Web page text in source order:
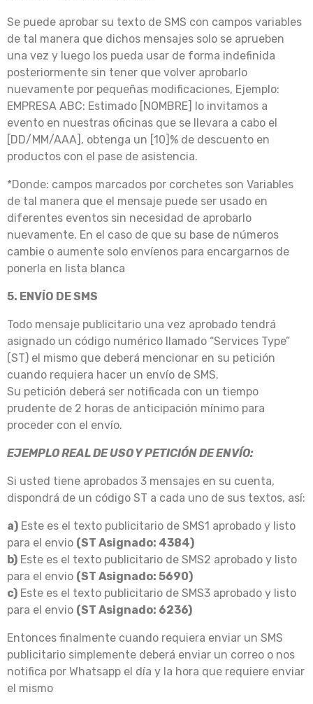
Se puede aprobar su texto de SMS con campos variables
de tal manera que dichos mensajes solo se aprueben
una vez y luego los pueda usar de forma indefinida
posteriormente sin tener que volver aprobarlo
nuevamente por pequeñas modificaciones, Ejemplo:
EMPRESA ABC: Estimado [NOMBRE] lo invitamos a
evento en nuestras oficinas que se llevara a cabo el
[DD/MM/AAA], obtenga un [10]% de descuento en
productos con el pase de asistencia.
*Donde: campos marcados por corchetes son Variables
de tal manera que el mensaje puede ser usado en
diferentes eventos sin necesidad de aprobarlo
nuevamente. En el caso de que su base de números
cambie o aumente solo envíenos para encargarnos de
ponerla en lista blanca
5. ENVÍO DE SMS
Todo mensaje publicitario una vez aprobado tendrá
asignado un código numérico llamado “Services Type”
(ST) el mismo que deberá mencionar en su petición
cuando requiera hacer un envío de SMS.
Su petición deberá ser notificada con un tiempo
prudente de 2 horas de anticipación mínimo para
proceder con el envío.
EJEMPLO REAL DE USO Y PETICIÓN DE ENVÍO:
Si usted tiene aprobados 3 mensajes en su cuenta,
dispondrá de un código ST a cada uno de sus textos, así:
a) Este es el texto publicitario de SMS1 aprobado y listo
para el envio (ST Asignado: 4384)
b) Este es el texto publicitario de SMS2 aprobado y listo
para el envio (ST Asignado: 5690)
c) Este es el texto publicitario de SMS3 aprobado y listo
para el envio (ST Asignado: 6236)
Entonces finalmente cuando requiera enviar un SMS
publicitario simplemente deberá enviar un correo o nos
notifica por Whatsapp el día y la hora que requiere enviar
el mismo